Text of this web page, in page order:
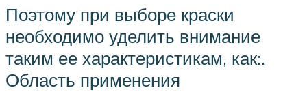
Поэтому при выборе краски
необходимо уделить внимание
таким ее характеристикам, как:.
Область применения